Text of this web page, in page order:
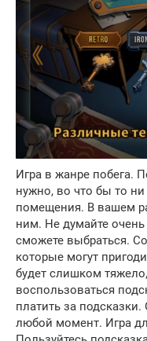
Игра в жанре побега.
нужно, во что бы то ни
помещения. В вашем
ним. Не думайте
сможете выбраться.
которые могут
будет слишком
воспользоваться
платить за
любой момент. Игра